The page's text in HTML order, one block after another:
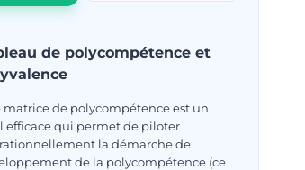
de polycompétence et
matrice de polycompétence est un
efficace qui permet de piloter
la démarche de
de la polycompétence (ce